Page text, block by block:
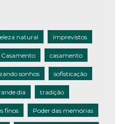
natural imprevistos
Casamento casamento
sonhos sofisticação
dia tradição
finos Poder das memórias